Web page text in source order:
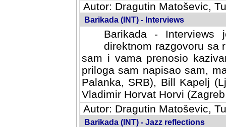
Autor: Dragutin Matoševic,
Barikada (INT) - Interviews
Barikada -
direktnom razgovoru sa
sam i vama prenosio
priloga sam napisao sam,
Palanka, SRB), Bill Kapelj
Vladimir Horvat Horvi
Autor: Dragutin Matoševic,
Barikada (INT) - Jazz reflections